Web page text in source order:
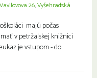
Vavilovova 26,Vyšehradská
majú počas
v petržalskej knižnici
je vstupom - do